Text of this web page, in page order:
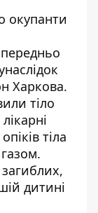
окупанти
Харкова.
тіло
тіла
дитині